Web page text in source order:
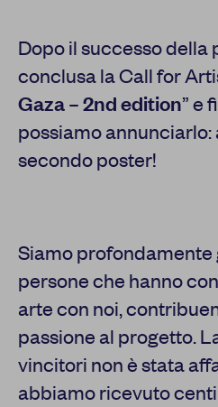
Dopo il successo della
conclusa la Call for
Gaza – 2nd edition” e
possiamo
secondo poster!
Siamo
persone che hanno
arte con noi,
passione al progetto.
vincitori non è stata
abbiamo ricevuto